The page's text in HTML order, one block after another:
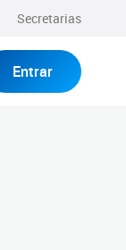
Secretarias
Entrar